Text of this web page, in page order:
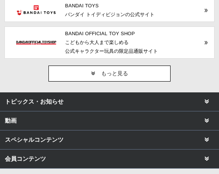
BANDAI TOYS
バンダイ トイディビジョンの公式サイト
BANDAI OFFICIAL TOY SHOP
こどもから大人まで楽しめる
公式キャラクター玩具の限定品通販サイト
もっと見る
トピックス・お知らせ
動画
スペシャルコンテンツ
会員コンテンツ